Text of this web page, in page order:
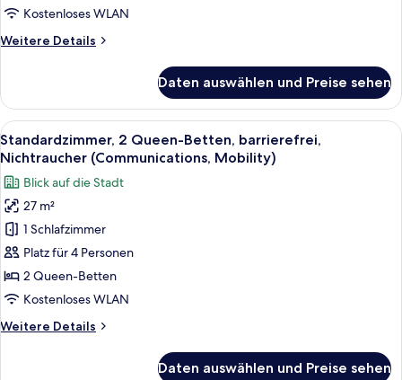
Kostenloses WLAN
Weitere Details
Weitere
2 Queen-
Betten
Daten auswählen und Preise sehen
Alle
Fotos
für
Standardzimmer,
2 Queen-
Betten,
barrierefrei,
Nichtraucher
(Communications,
anzeigen
Ein Hotelzimmer mit
9
Standardzimmer, 2 Queen-Betten, barrierefrei,
Nichtraucher (Communications, Mobility)
Blick auf die Stadt
27 m²
1 Schlafzimmer
Platz für 4 Personen
2 Queen-Betten
Kostenloses WLAN
Weitere Details
Weitere
Daten auswählen und Preise sehen